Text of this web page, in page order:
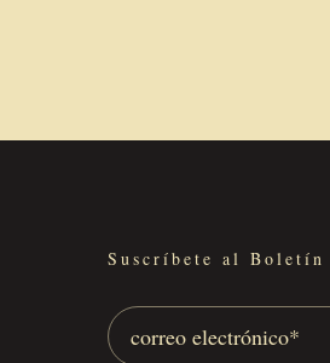
Suscríbete al Boletín